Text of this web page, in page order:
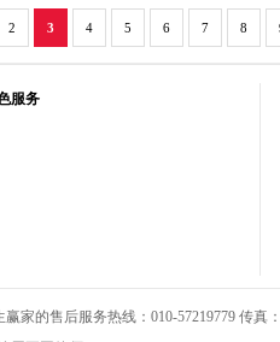
2 3 4 5 6 7 8
服务
家的售后服务热线：010-57219779 传真